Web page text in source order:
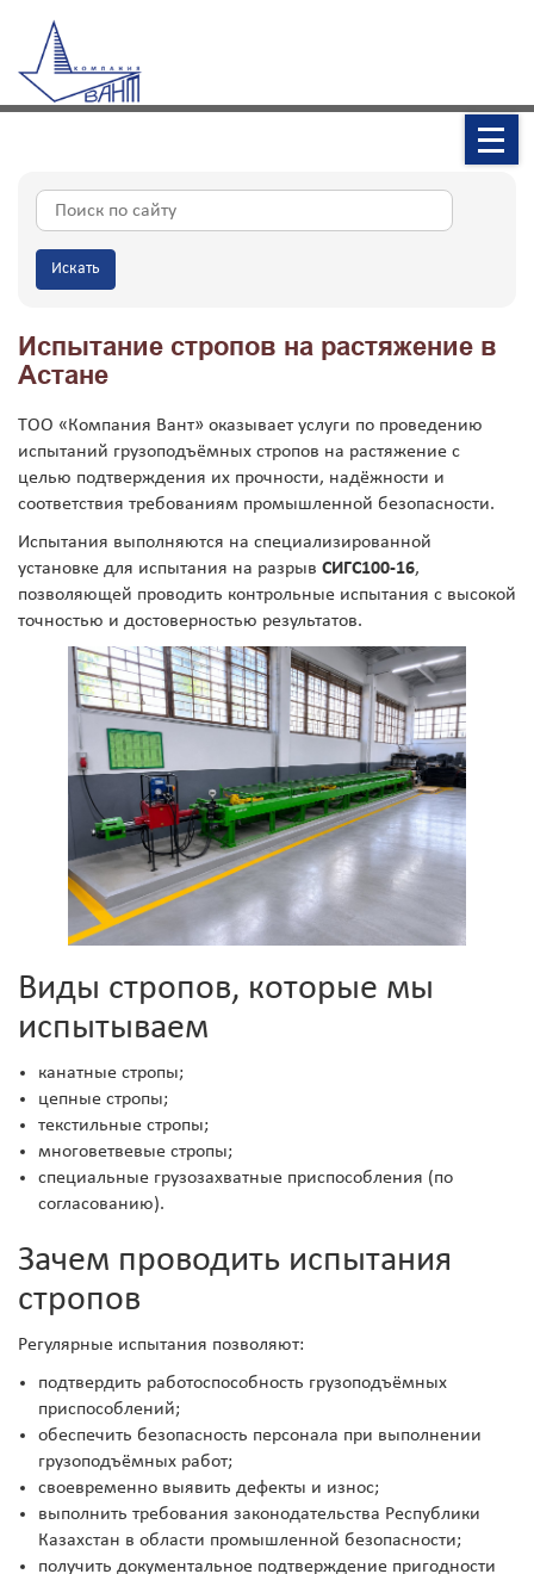
Искать
Испытание стропов на растяжение в
Астане
ТОО «Компания Вант» оказывает услуги по проведению
испытаний грузоподъёмных стропов на растяжение с
целью подтверждения их прочности, надёжности и
соответствия требованиям промышленной безопасности.
Испытания выполняются на специализированной
установке для испытания на разрыв СИГС100-16,
позволяющей проводить контрольные испытания с высокой
точностью и достоверностью результатов.
Виды стропов, которые мы
испытываем
канатные стропы;
цепные стропы;
текстильные стропы;
многоветвевые стропы;
специальные грузозахватные приспособления (по
согласованию).
Зачем проводить испытания
стропов
Регулярные испытания позволяют:
подтвердить работоспособность грузоподъёмных
приспособлений;
обеспечить безопасность персонала при выполнении
грузоподъёмных работ;
своевременно выявить дефекты и износ;
выполнить требования законодательства Республики
Казахстан в области промышленной безопасности;
получить документальное подтверждение пригодности